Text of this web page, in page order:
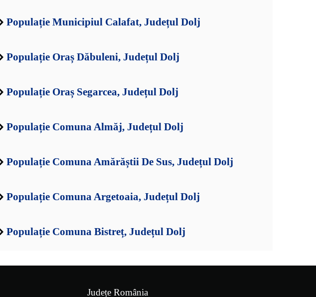
Populație Municipiul Calafat, Județul Dolj
Populație Oraș Dăbuleni, Județul Dolj
Populație Oraș Segarcea, Județul Dolj
Populație Comuna Almăj, Județul Dolj
Populație Comuna Amărăștii De Sus, Județul Dolj
Populație Comuna Argetoaia, Județul Dolj
Populație Comuna Bistreț, Județul Dolj
Județe România